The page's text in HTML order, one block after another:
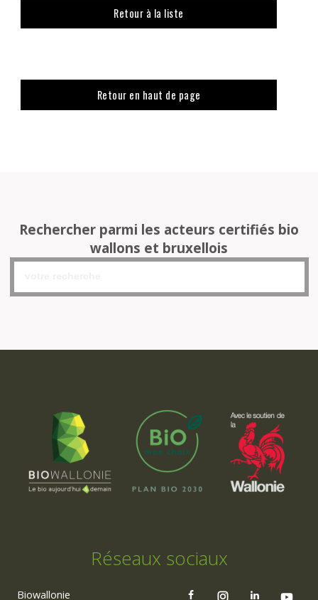
Retour à la liste
Retour en haut de page
Rechercher parmi les acteurs certifiés bio
wallons et bruxellois
Réseaux sociaux
Biowallonie